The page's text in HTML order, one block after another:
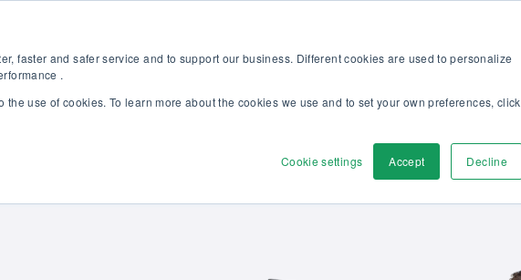
faster and safer service and to support our business. Different cookies are used to personalize
.
the use of cookies. To learn more about the cookies we use and to set your own preferences, click
Cookie settings Accept Decline
Lösungen Dienstleistungen Discover